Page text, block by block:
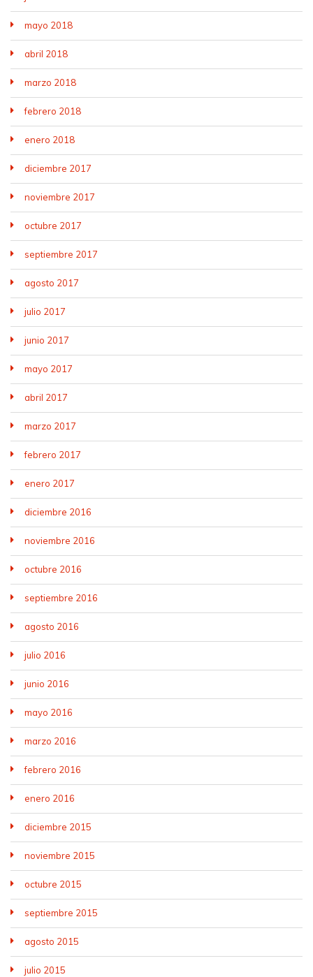
mayo 2018
abril 2018
marzo 2018
febrero 2018
enero 2018
diciembre 2017
noviembre 2017
octubre 2017
septiembre 2017
agosto 2017
julio 2017
junio 2017
mayo 2017
abril 2017
marzo 2017
febrero 2017
enero 2017
diciembre 2016
noviembre 2016
octubre 2016
septiembre 2016
agosto 2016
julio 2016
junio 2016
mayo 2016
marzo 2016
febrero 2016
enero 2016
diciembre 2015
noviembre 2015
octubre 2015
septiembre 2015
agosto 2015
julio 2015